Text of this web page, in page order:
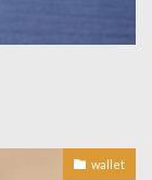
wallet